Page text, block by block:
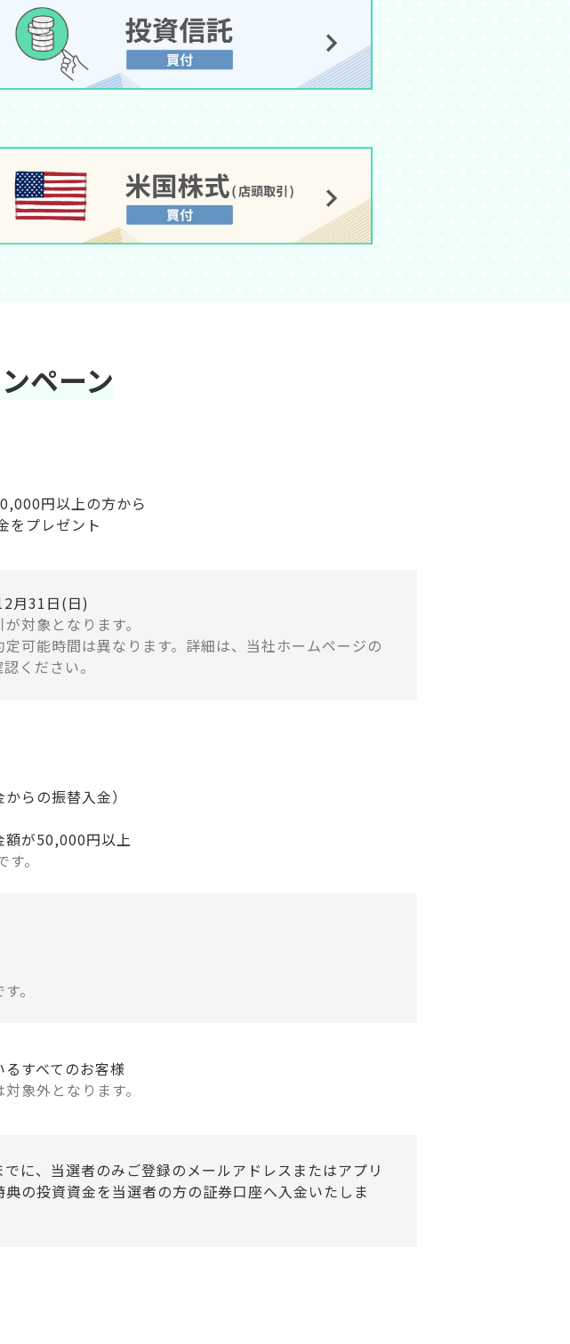
ペーン
円以上の方から
をプレゼント
月31日(日)
対象となります。
可能時間は異なります。詳細は、当社ホームページの
ください。
らの振替入金）
額が50,000円以上
。
。
すべてのお客様
象外となります。
に、当選者のみご登録のメールアドレスまたはアプリ
の投資資金を当選者の方の証券口座へ入金いたしま